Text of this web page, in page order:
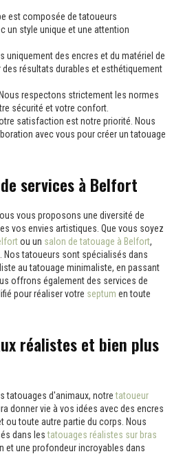
est composée de tatoueurs
un style unique et une attention
uniquement des encres et du matériel de
des résultats durables et esthétiquement
respectons strictement les normes
sécurité et votre confort.
satisfaction est notre priorité. Nous
avec vous pour créer un tatouage
services à Belfort
vous proposons une diversité de
vos envies artistiques. Que vous soyez
ou un salon de tatouage à Belfort,
tatoueurs sont spécialisés dans
au tatouage minimaliste, en passant
offrons également des services de
pour réaliser votre septum en toute
réalistes et bien plus
tatouages d'animaux, notretatoueur
donner vie à vos idées avec des encres
ou toute autre partie du corps. Nous
dans lestatouages réalistes sur bras
et une profondeur incroyables dans